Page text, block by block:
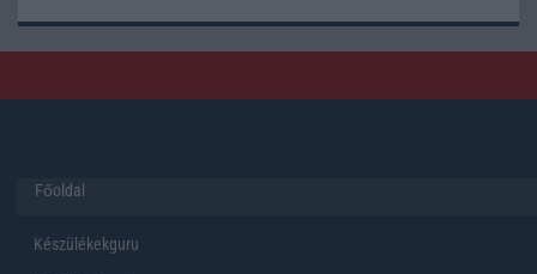
Főoldal
Készülékekguru